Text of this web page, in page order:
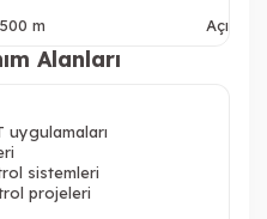
m Açık
Alanları
uygulamaları
sistemleri
projeleri